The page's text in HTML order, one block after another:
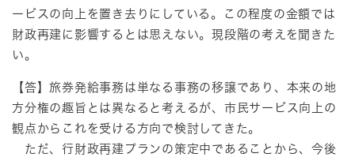
ービスの向上を置き去りにしている。この程度の金額では
財政再建に影響するとは思えない。現段階の考えを聞きた
い。
【答】旅券発給事務は単なる事務の移譲であり、本来の地
方分権の趣旨とは異なると考えるが、市民サービス向上の
観点からこれを受ける方向で検討してきた。
ただ、行財政再建プランの策定中であることから、今後